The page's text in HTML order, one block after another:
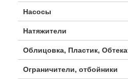
Насосы
Натяжители
Облицовка, Пластик,
Ограничители, отбойники